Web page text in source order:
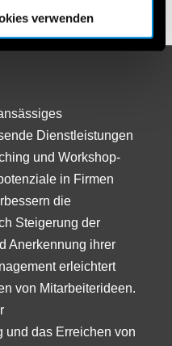
verwenden
Dienstleistungen
und Workshop-
in Firmen
die
Steigerung der
Anerkennung ihrer
erleichtert
von Mitarbeiterideen.
und das Erreichen von